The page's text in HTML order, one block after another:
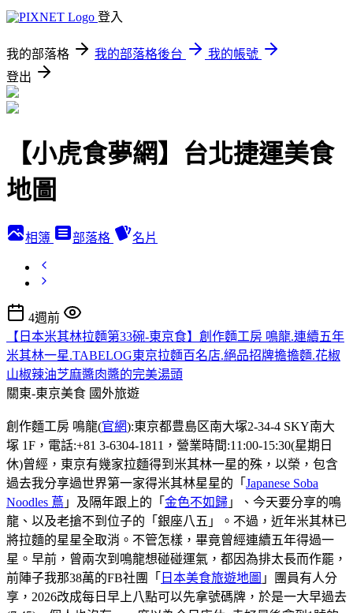
登入
我的部落格 我的部落格後台
我的帳號
登出
【小虎食夢網】台北捷運美食
地圖
相簿 部落格 名片
4週前
【日本米其林拉麵第33碗-東京食】創作麵工房 鳴龍.連續五年
米其林一星.TABELOG東京拉麵百名店.絕品招牌擔擔麵.花椒
山椒辣油芝麻醬肉醬的完美湯頭
關東-東京美食 國外旅遊
創作麵工房 鳴龍(官網):東京都豊島区南大塚2-34-4 SKY南大
塚 1F，電話:+81 3-6304-1811，營業時間:11:00-15:30(星期日
休)曾經，東京有幾家拉麵得到米其林一星的殊，以榮，包含
過去我分享過世界第一家得米其林星星的「 Japanese Soba
Noodles 蔦 」及隔年跟上的「 金色不如歸 」、今天要分享的鳴
龍、以及老搶不到位子的「銀座八五」。不過，近年米其林已
將拉麵的星星全取消。不管怎樣，畢竟曾經連續五年得過一
星。早前，曾兩次到鳴龍想碰碰運氣，都因為排太長而作罷，
前陣子我那38萬的FB社團「 日本美食旅遊地圖 」團員有人分
享，2026改成每日早上八點可以先拿號碼牌，於是一大早過去